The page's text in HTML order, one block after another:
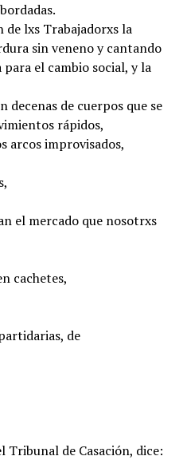
de lxs Trabajadorxs la
sin veneno y cantando
el cambio social, y la
decenas de cuerpos que se
rápidos,
arcos improvisados,
el mercado que nosotrxs
cachetes,
de
Tribunal de Casación, dice: